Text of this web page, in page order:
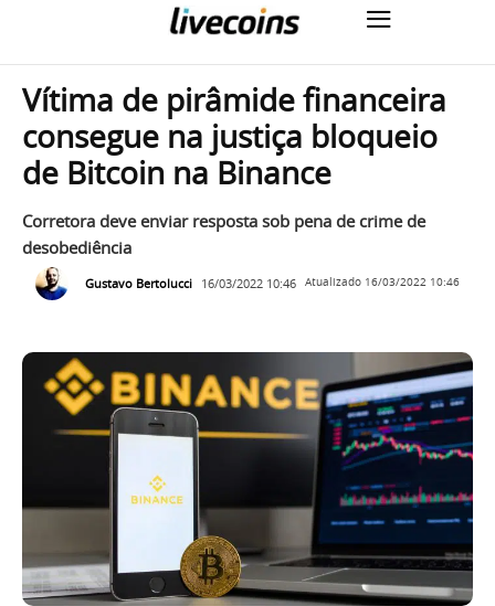
Vítima de pirâmide financeira
consegue na justiça bloqueio
de Bitcoin na Binance
Corretora deve enviar resposta sob pena de crime de
desobediência
Gustavo Bertolucci 16/03/2022 10:46 Atualizado 16/03/2022 10:46